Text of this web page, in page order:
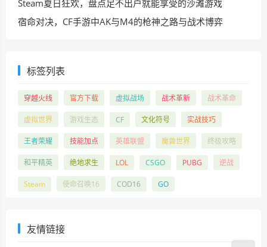
Steam夏日狂欢，盘点足不出户就能享受的沙滩游戏
宿命对决，CF手游中AK与M4的枪神之路与战术博弈
标签列表
穿越火线 官方下载 虚拟战场 战术革新 战术革命
虚拟世界 游戏生态 CF 文化符号 实战技巧
王者荣耀 技能加点 英雄联盟 魔兽世界 终极攻略
和平精英 绝地求生 LOL CSGO PUBG 逆战
Steam 使命召唤16 COD16 GO
友情链接